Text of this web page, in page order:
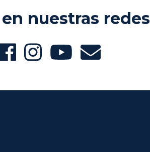
nuestras redes